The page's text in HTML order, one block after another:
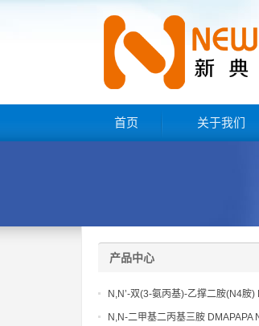
首页 关于我们
产品中心
N,N’-双(3-氨丙基)-乙撑二胺(N4胺)
Bis(3-aminopropyl)-
N,N-二甲基二丙基三胺 DMAPAPA